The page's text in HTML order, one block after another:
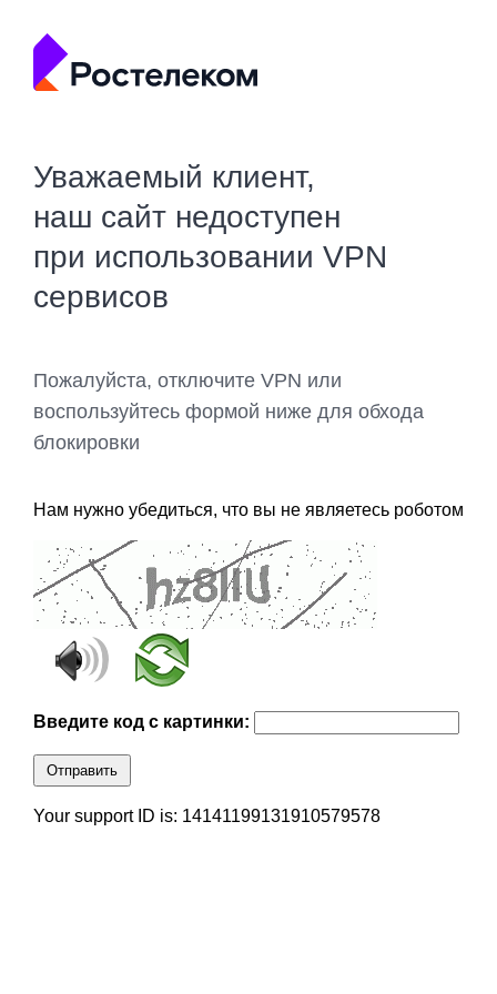
Уважаемый клиент,
наш сайт недоступен
при использовании VPN
сервисов
Пожалуйста, отключите VPN или
воспользуйтесь формой ниже для обхода
блокировки
Нам нужно убедиться, что вы не являетесь роботом
Введите код с картинки:
Отправить
Your support ID is: 14141199131910579578